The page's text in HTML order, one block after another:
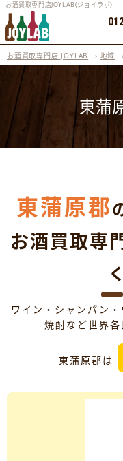
お酒買取専門店JOYLAB(ジョイラボ)
お酒買取専門店 JOYLAB › 地域 ›
東蒲
東蒲原郡
お酒買取専
ワイン・シャンパン
焼酎など世界各
東蒲原郡は